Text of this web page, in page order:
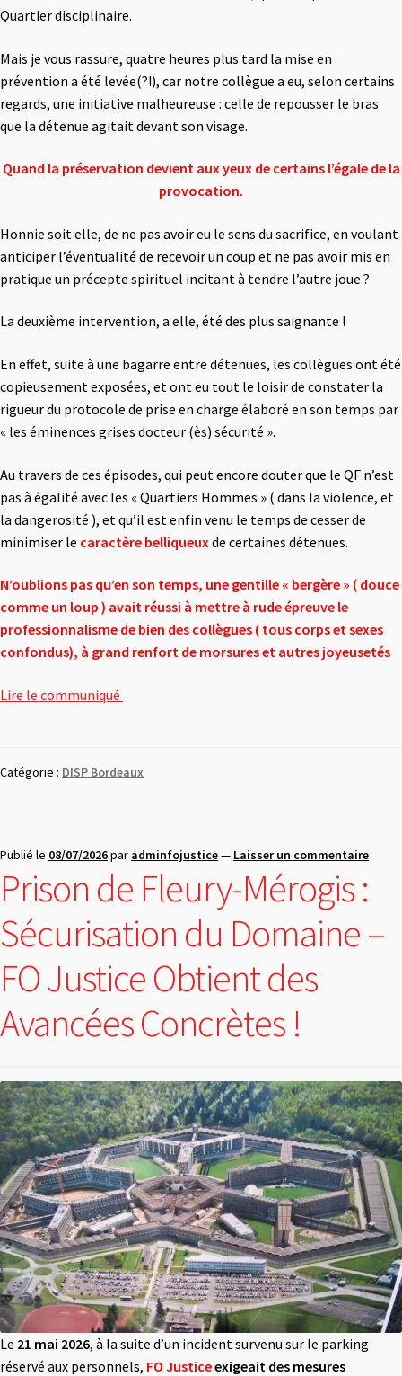
Quartier disciplinaire.
Mais je vous rassure, quatre heures plus tard la mise en
prévention a été levée(?!), car notre collègue a eu, selon certains
regards, une initiative malheureuse : celle de repousser le bras
que la détenue agitait devant son visage.
Quand la préservation devient aux yeux de certains l’égale de la
provocation.
Honnie soit elle, de ne pas avoir eu le sens du sacrifice, en voulant
anticiper l’éventualité de recevoir un coup et ne pas avoir mis en
pratique un précepte spirituel incitant à tendre l’autre joue ?
La deuxième intervention, a elle, été des plus saignante !
En effet, suite à une bagarre entre détenues, les collègues ont été
copieusement exposées, et ont eu tout le loisir de constater la
rigueur du protocole de prise en charge élaboré en son temps par
« les éminences grises docteur (ès) sécurité ».
Au travers de ces épisodes, qui peut encore douter que le QF n’est
pas à égalité avec les « Quartiers Hommes » ( dans la violence, et
la dangerosité ), et qu’il est enfin venu le temps de cesser de
minimiser le caractère belliqueux de certaines détenues.
N’oublions pas qu’en son temps, une gentille « bergère » ( douce
comme un loup ) avait réussi à mettre à rude épreuve le
professionnalisme de bien des collègues ( tous corps et sexes
confondus), à grand renfort de morsures et autres joyeusetés
Lire le communiqué
Catégorie : DISP Bordeaux
Publié le 08/07/2026par adminfojustice— Laisser un commentaire
Prison de Fleury-Mérogis :
Sécurisation du Domaine –
FO Justice Obtient des
Avancées Concrètes !
Le 21 mai 2026, à la suite d’un incident survenu sur le parking
réservé aux personnels, FO Justiceexigeait des mesures